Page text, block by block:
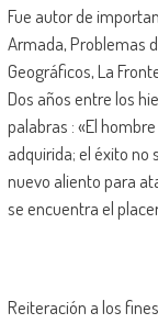
Fue autor de
Armada, Problemas
Geográficos, La
Dos años entre los
palabras : «El
adquirida; el éxito no
nuevo aliento para
se encuentra el
Reiteración a los